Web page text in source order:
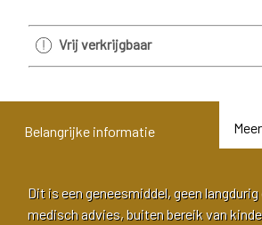
Vrij verkrijgbaar
Meer
Belangrijke informatie
Dit is een geneesmiddel, geen
medisch advies, buiten bereik van